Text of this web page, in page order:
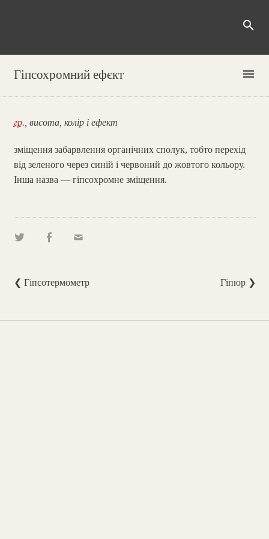
search
Гіпсохромний ефєкт menu
гр. , висота, колір і ефект
зміщення забарвлення органічних сполук, тобто перехід
від зеленого через синій і червоний до жовтого кольору.
Інша назва — гіпсохромне зміщення.
❮ Гіпсотермометр Гіпюр ❯